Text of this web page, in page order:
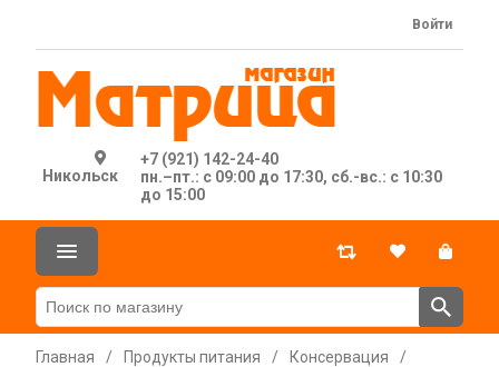
Никольск
+7 (921) 142-24-40
пн.–пт.: с 09:00 до 17:30, сб.-вс.: с 10:30
до 15:00
Войти
Главная / Продукты питания / Консервация
/